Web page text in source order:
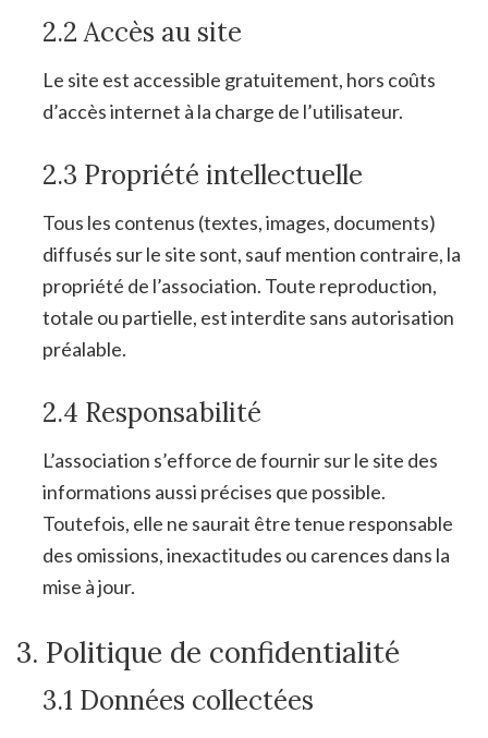
2.2 Accès au site
Le site est accessible gratuitement, hors coûts
d’accès internet à la charge de l’utilisateur.
2.3 Propriété intellectuelle
Tous les contenus (textes, images, documents)
diffusés sur le site sont, sauf mention contraire, la
propriété de l’association. Toute reproduction,
totale ou partielle, est interdite sans autorisation
préalable.
2.4 Responsabilité
L’association s’efforce de fournir sur le site des
informations aussi précises que possible.
Toutefois, elle ne saurait être tenue responsable
des omissions, inexactitudes ou carences dans la
mise à jour.
3. Politique de confidentialité
3.1 Données collectées